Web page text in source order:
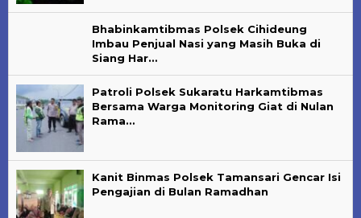
Bhabinkamtibmas Polsek Cihideung
Imbau Penjual Nasi yang Masih Buka di
Siang Har…
Patroli Polsek Sukaratu Harkamtibmas
Bersama Warga Monitoring Giat di Nulan
Rama…
Kanit Binmas Polsek Tamansari Gencar Isi
Pengajian di Bulan Ramadhan